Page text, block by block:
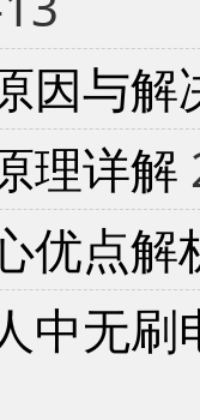
因与解
理详解
优点解
中无